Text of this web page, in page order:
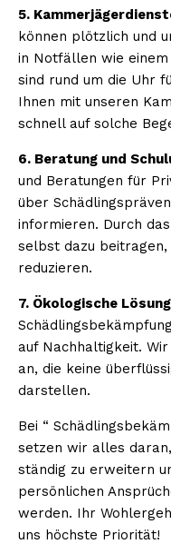
5.
können plötzlich und
in Notfällen wie
sind rund um die Uhr
Ihnen mit unseren
schnell auf solche
6. Beratung und
und Beratungen für
über
informieren. Durch
selbst dazu
reduzieren.
7. Ökologische
auf Nachhaltigkeit.
an, die keine
darstellen.
Bei “
setzen wir alles
ständig zu erweitern
persönlichen
werden. Ihr
uns höchste Priorität!